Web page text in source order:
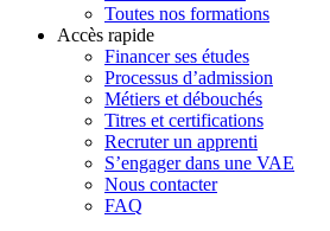
Toutes nos formations
Accès rapide
Financer ses études
Processus d’admission
Métiers et débouchés
Titres et certifications
Recruter un apprenti
S’engager dans une VAE
Nous contacter
FAQ